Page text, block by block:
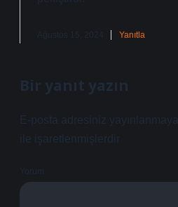
Ağustos 15, 2024 Yanıtla
Bir yanıt yazın
E-posta adresiniz
ile işaretlenmişlerdir
Yorum